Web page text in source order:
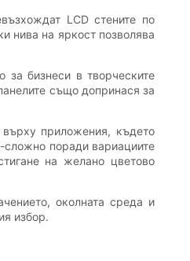
LCD стените по
нива на яркост позволява
за бизнеси в творческите
също допринася за
приложения, където
сложно поради вариациите
на желано цветово
околната среда и
избор.